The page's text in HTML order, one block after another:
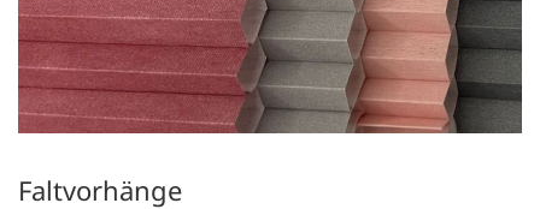
Faltvorhänge